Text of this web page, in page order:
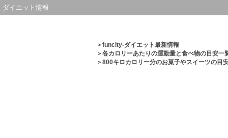
ダイエット情報
＞funcity-ダイエット最新情報
＞各カロリーあたりの運動量と食べ物の目安一
＞800キロカロリー分のお菓子やスイーツの目